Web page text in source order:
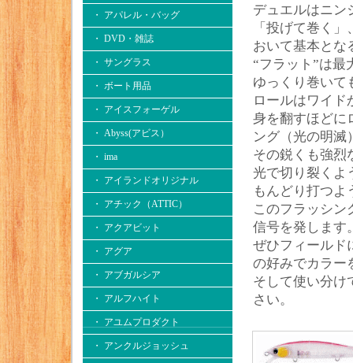
・ アパレル・バッグ
・ DVD・雑誌
・ サングラス
・ ボート用品
・ アイスフォーゲル
・ Abyss(アビス）
・ ima
・ アイランドオリジナル
・ アチック（ATTIC）
・ アクアビット
・ アグア
・ アブガルシア
・ アルフハイト
・ アユムプロダクト
・ アンクルジョッシュ
デュエルはニン
「投げて巻く
おいて基本とな
“フラット”は最
ゆっくり巻いて
ロールはワイド
身を翻すほどに
ング（光の明滅
その鋭くも強烈
光で切り裂くよ
もんどり打つよ
このフラッシン
信号を発します
ぜひフィールド
の好みでカラー
そして使い分け
さい。